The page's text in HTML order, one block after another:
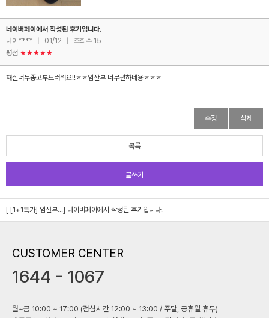
네이버페이에서 작성된 후기입니다.
네이****
01/12
조회수 15
평점 ★★★★★
재질너무좋고부드러워요!!ㅎㅎ임산부 너무편하네용ㅎㅎㅎ
수정 삭제
목록
글쓰기
[ [1+1특가] 임산부...] 네이버페이에서 작성된 후기입니다.
CUSTOMER CENTER
1644 - 1067
월~금 10:00 ~ 17:00 (점심시간 12:00 ~ 13:00 / 주말, 공휴일 휴무)